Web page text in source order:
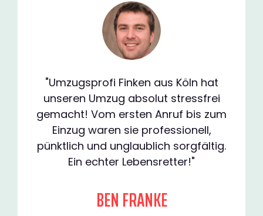
"Umzugsprofi Finken aus Köln hat
unseren Umzug absolut stressfrei
gemacht! Vom ersten Anruf bis zum
Einzug waren sie professionell,
pünktlich und unglaublich sorgfältig.
Ein echter Lebensretter!"
BEN FRANKE